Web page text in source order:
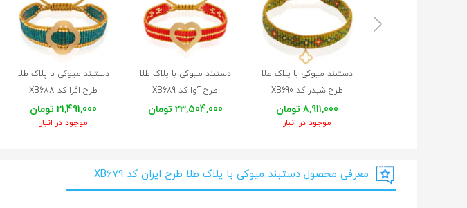
دستبند میوکی با پلاک طلا
طرح شبدر کد XB690
8,911,000 تومان
موجود در انبار
دستبند میوکی با پلاک طلا
طرح آوا کد XB689
23,504,000 تومان
دستبند میوکی با پلاک طلا
طرح افرا کد XB688
21,491,000 تومان
موجود در انبار
معرفی محصول دستبند میوکی با پلاک طلا طرح ایران کد XB679